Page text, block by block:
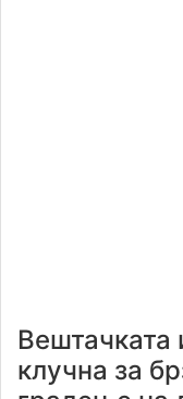
Вештачката
клучна за